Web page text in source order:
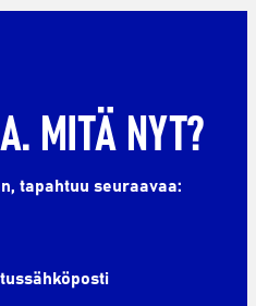
MITÄ NYT?
tapahtuu seuraavaa: